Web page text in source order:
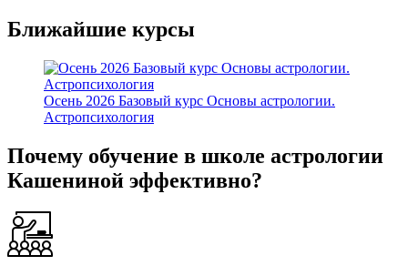
Ближайшие курсы
Осень 2026 Базовый курс Основы астрологии.
Астропсихология
Почему обучение в школе астрологии
Кашениной эффективно?